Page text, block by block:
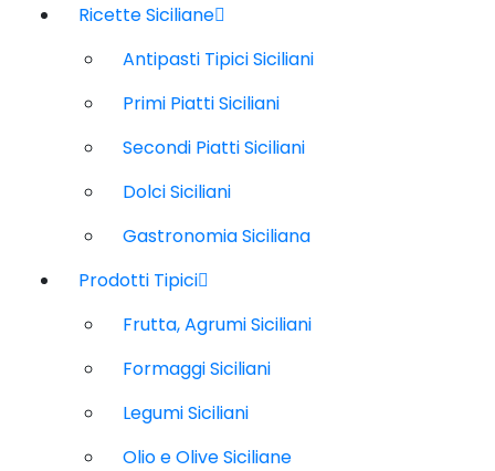
Ricette Siciliane
Antipasti Tipici Siciliani
Primi Piatti Siciliani
Secondi Piatti Siciliani
Dolci Siciliani
Gastronomia Siciliana
Prodotti Tipici
Frutta, Agrumi Siciliani
Formaggi Siciliani
Legumi Siciliani
Olio e Olive Siciliane